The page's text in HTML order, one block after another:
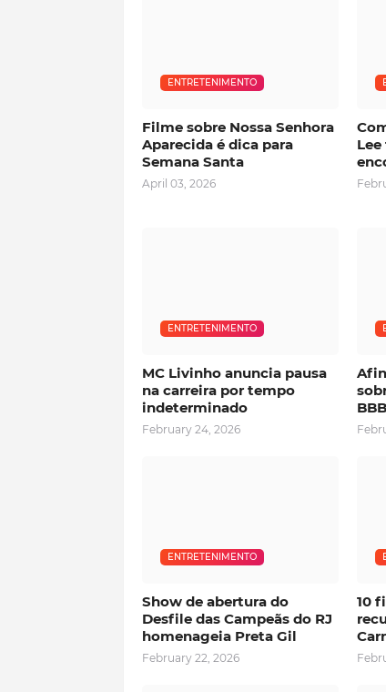
ENTRETENIMENTO
Filme sobre Nossa Senhora
Aparecida é dica para
Semana Santa
April 03, 2026
ENTRETENIMENTO
MC Livinho anuncia pausa
na carreira por tempo
indeterminado
February 24, 2026
ENTRETENIMENTO
Show de abertura do
Desfile das Campeãs do RJ
homenageia Preta Gil
February 22, 2026
10